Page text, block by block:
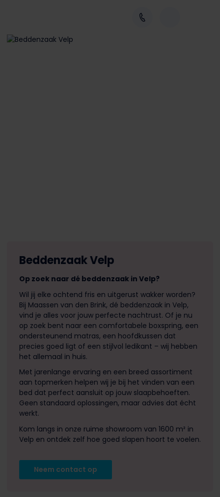
Beddenzaak Velp
Op zoek naar dé beddenzaak in Velp?
Wil jij elke ochtend fris en uitgerust wakker worden?
Bij Maassen van den Brink, dé beddenzaak in Velp,
vind je alles voor jouw perfecte nachtrust. Of je nu
op zoek bent naar een comfortabele boxspring, een
ondersteunend matras, een hoofdkussen dat
precies goed ligt of een stijlvol ledikant – wij hebben
het allemaal in huis.
Met jarenlange ervaring en een breed assortiment
aan topmerken helpen wij je bij het vinden van een
bed dat perfect aansluit op jouw slaapbehoeften.
Geen standaard oplossingen, maar advies dat écht
werkt.
Kom langs in onze ruime showroom van 1600 m² in
Velp en ontdek zelf hoe goed slapen hoort te voelen.
Neem contact op